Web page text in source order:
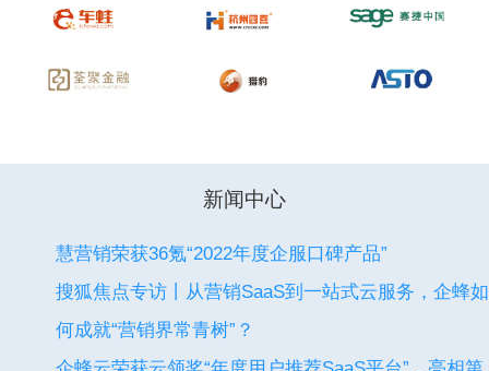
新闻中心
慧营销荣获36氪“2022年度企服口碑产品”
搜狐焦点专访丨从营销SaaS到一站式云服务，企蜂如
何成就“营销界常青树”？